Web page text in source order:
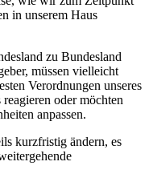
in unserem Haus
zu Bundesland
müssen vielleicht
Verordnungen unseres
oder möchten
anpassen.
kurzfristig ändern, es